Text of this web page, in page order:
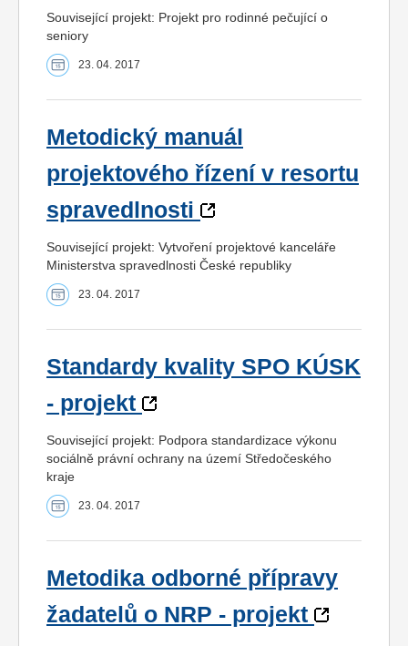
Související projekt: Projekt pro rodinné pečující o
seniory
23. 04. 2017
Metodický manuál
projektového řízení v resortu
spravedlnosti
Související projekt: Vytvoření projektové kanceláře
Ministerstva spravedlnosti České republiky
23. 04. 2017
Standardy kvality SPO KÚSK
- projekt
Související projekt: Podpora standardizace výkonu
sociálně právní ochrany na území Středočeského
kraje
23. 04. 2017
Metodika odborné přípravy
žadatelů o NRP - projekt